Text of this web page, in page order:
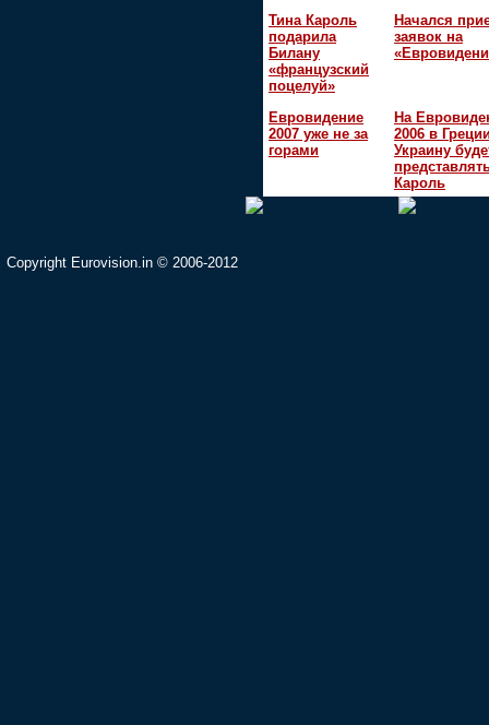
Тина Кароль
подарила
Билану
«французский
поцелуй»
Начался
заявок на
Евровидение
2007 уже не за
горами
На
2006 в
Украину
Кароль
Copyright Eurovision.in © 2006-2012